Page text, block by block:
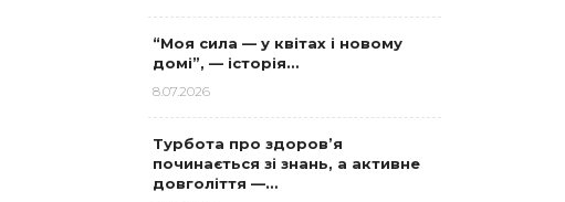
“Моя сила — у квітах і новому
домі”, — історія…
8.07.2026
Турбота про здоров’я
починається зі знань, а активне
довголіття —…